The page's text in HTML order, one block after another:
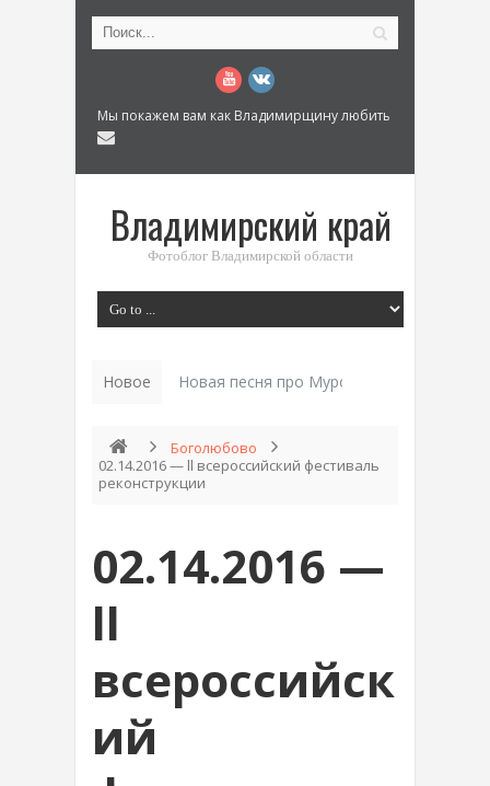
Мы покажем вам как Владимирщину любить
Владимирский край
Фотоблог Владимирской области
Новое История «Дома Куренкова» в Коврове
Боголюбово
02.14.2016 — ll всероссийский фестиваль
реконструкции
02.14.2016 —
ll
всероссийск
ий